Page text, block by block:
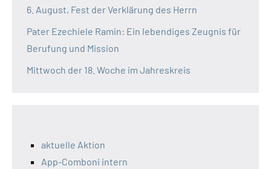
6. August, Fest der Verklärung des Herrn
Pater Ezechiele Ramin: Ein lebendiges Zeugnis für
Berufung und Mission
Mittwoch der 18. Woche im Jahreskreis
aktuelle Aktion
App-Comboni intern